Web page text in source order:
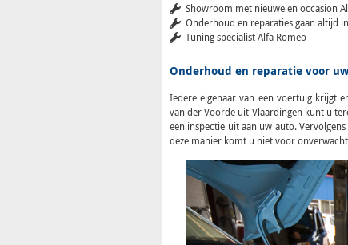
GARAGE
Showroom met nieuwe en occasion
Onderhoud en reparaties gaan altijd
Tuning specialist Alfa Romeo
Onderhoud en reparatie voor
Iedere eigenaar van een voertuig krijgt
van der Voorde uit Vlaardingen kunt u
een inspectie uit aan uw auto.
deze manier komt u niet voor